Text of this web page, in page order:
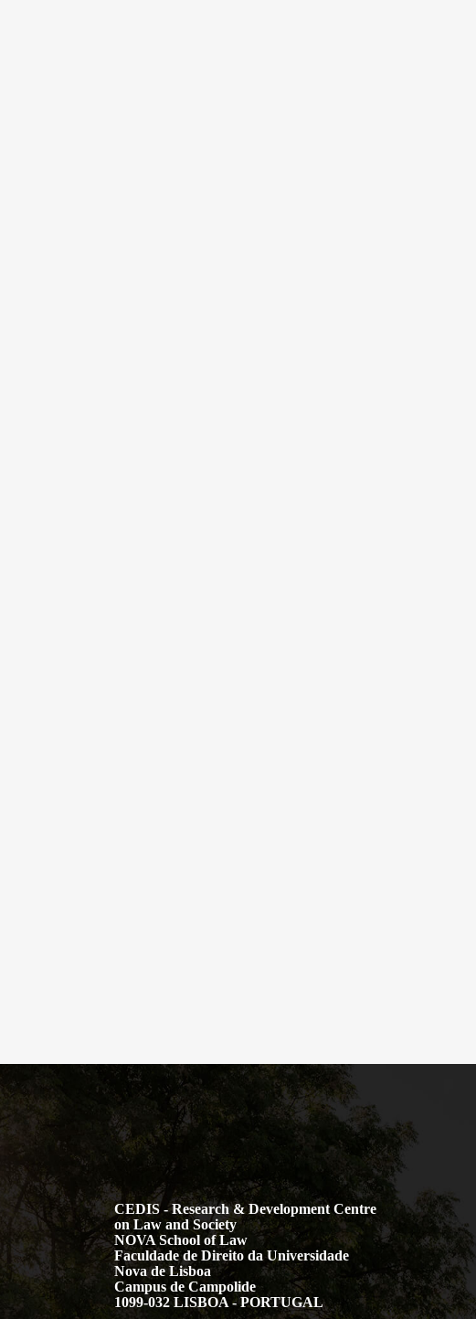
CEDIS - Research & Development Centre
on Law and Society
NOVA School of Law
Faculdade de Direito da Universidade
Nova de Lisboa
Campus de Campolide
1099-032 LISBOA - PORTUGAL